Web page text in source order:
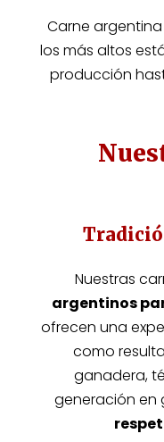
Carne
los más altos
producción
Nuestras
argentinos
ofrecen una
como
ganadera,
generación en